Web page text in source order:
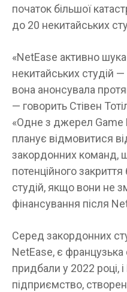
початок більшої
до 20 некитайських
«NetEase активно
некитайських студій —
вона анонсувала
— говорить Стівен
«Одне з джерел Game
планує відмовитися
закордонних команд,
потенційного
студій, якщо вони не
фінансування після
Серед закордонних
NetEase, є французька
придбали у 2022 році,
підприємство,